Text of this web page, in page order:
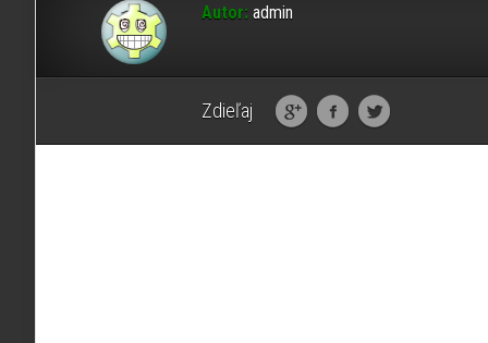
Autor: admin
Zdieľaj